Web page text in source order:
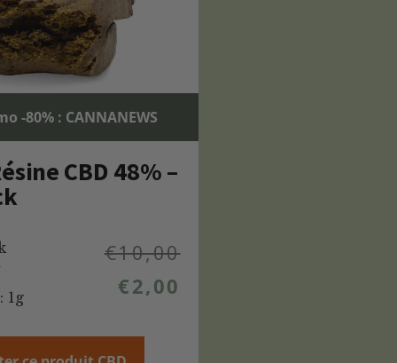
-80% : CANNANEWS
CBD 48% –
1g
€10,00
€2,00